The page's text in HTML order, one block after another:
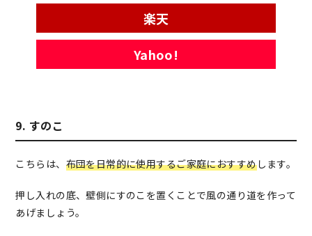
楽天
Yahoo!
9. すのこ
こちらは、 布団を日常的に使用するご家庭におすすめします。
押し入れの底、壁側にすのこを置くことで風の通り道を作って
あげましょう。